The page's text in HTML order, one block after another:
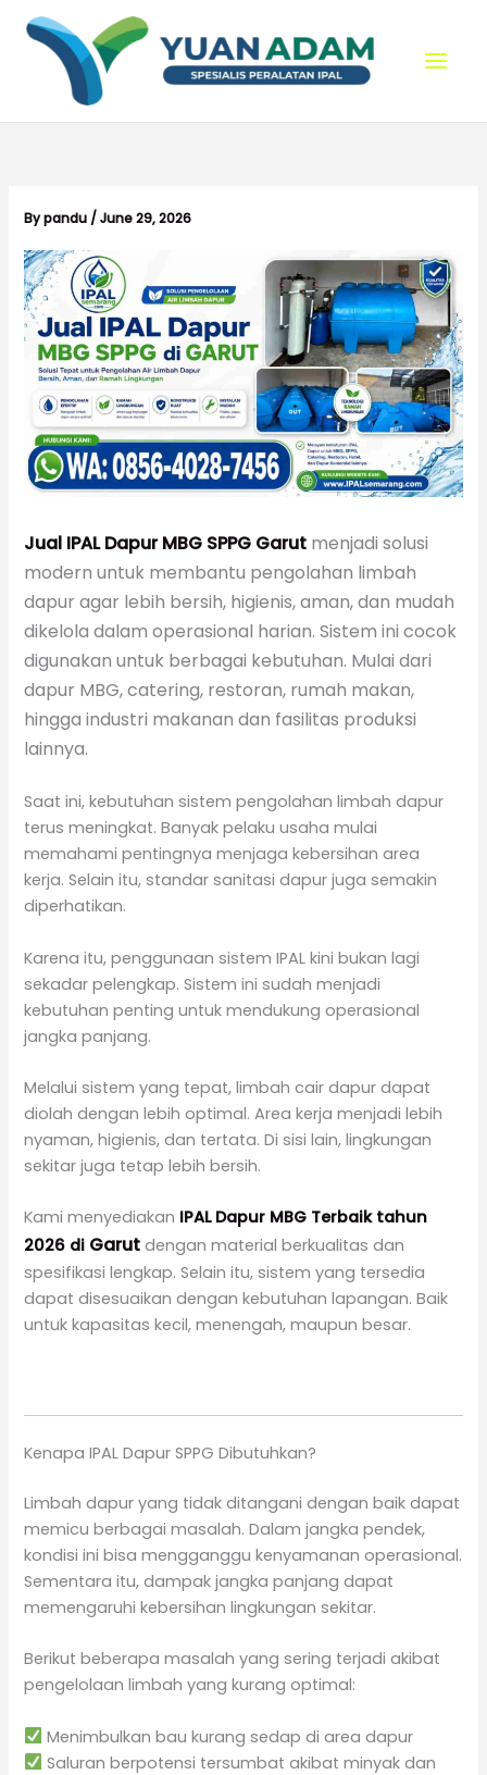
content
Bypandu /June 29, 2026
Jual IPAL Dapur MBG SPPG Garut menjadi solusi
modern untuk membantu pengolahan limbah
dapur agar lebih bersih, higienis, aman, dan mudah
dikelola dalam operasional harian. Sistem ini cocok
digunakan untuk berbagai kebutuhan. Mulai dari
dapur MBG, catering, restoran, rumah makan,
hingga industri makanan dan fasilitas produksi
lainnya.
Saat ini, kebutuhan sistem pengolahan limbah dapur
terus meningkat. Banyak pelaku usaha mulai
memahami pentingnya menjaga kebersihan area
kerja. Selain itu, standar sanitasi dapur juga semakin
diperhatikan.
Karena itu, penggunaan sistem IPAL kini bukan lagi
sekadar pelengkap. Sistem ini sudah menjadi
kebutuhan penting untuk mendukung operasional
jangka panjang.
Melalui sistem yang tepat, limbah cair dapur dapat
diolah dengan lebih optimal. Area kerja menjadi lebih
nyaman, higienis, dan tertata. Di sisi lain, lingkungan
sekitar juga tetap lebih bersih.
Kami menyediakan IPAL Dapur MBG Terbaik tahun
2026 di Garut dengan material berkualitas dan
spesifikasi lengkap. Selain itu, sistem yang tersedia
dapat disesuaikan dengan kebutuhan lapangan. Baik
untuk kapasitas kecil, menengah, maupun besar.
Kenapa IPAL Dapur SPPG Dibutuhkan?
Limbah dapur yang tidak ditangani dengan baik dapat
memicu berbagai masalah. Dalam jangka pendek,
kondisi ini bisa mengganggu kenyamanan operasional.
Sementara itu, dampak jangka panjang dapat
memengaruhi kebersihan lingkungan sekitar.
Berikut beberapa masalah yang sering terjadi akibat
pengelolaan limbah yang kurang optimal:
Menimbulkan bau kurang sedap di area dapur
Saluran berpotensi tersumbat akibat minyak dan